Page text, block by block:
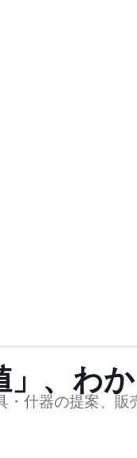
、わか
什器の提案、